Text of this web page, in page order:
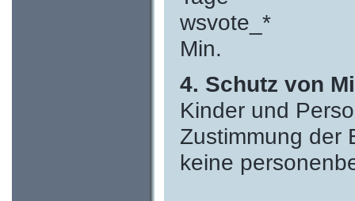
Min.
4. Schutz von
Kinder und
Zustimmung der
keine